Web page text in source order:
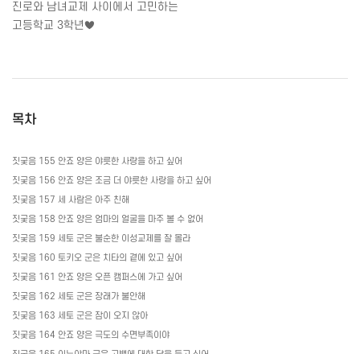
진로와 남녀교제 사이에서 고민하는
고등학교 3학년♥
목차
짓궂음 155 안죠 양은 야릇한 사랑을 하고 싶어
짓궂음 156 안죠 양은 조금 더 야릇한 사랑을 하고 싶어
짓궂음 157 세 사람은 아주 친해
짓궂음 158 안죠 양은 엄마의 얼굴을 마주 볼 수 없어
짓궂음 159 세토 군은 불순한 이성교제를 잘 몰라
짓궂음 160 토키오 군은 치타의 곁에 있고 싶어
짓궂음 161 안죠 양은 오픈 캠퍼스에 가고 싶어
짓궂음 162 세토 군은 장래가 불안해
짓궂음 163 세토 군은 잠이 오지 않아
짓궂음 164 안죠 양은 극도의 수면부족이야